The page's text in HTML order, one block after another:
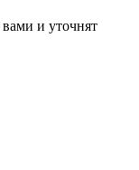
и уточнят